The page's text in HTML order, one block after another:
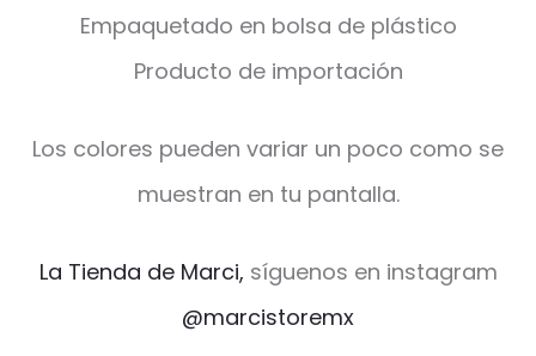
Empaquetado en bolsa de plástico
Producto de importación
Los colores pueden variar un poco como se
muestran en tu pantalla.
La Tienda de Marci, síguenos en instagram
@marcistoremx